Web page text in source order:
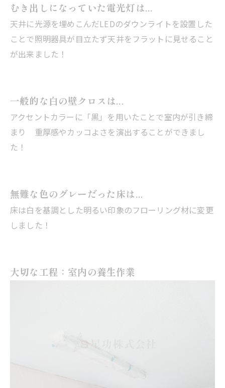
むき出しになっていた電光灯は...
天井に光源を埋めこんだLEDのダウンライトを設置した
ことで照明器具が目立たず天井をフラットに見せること
が出来ました！
一般的な白の壁クロスは...
アクセントカラーに「黒」を用いたことで室内が引き締
まり 重厚感やカッコよさを演出することができまし
た！
無難な色のグレーだった床は...
床は白を基調とした明るい印象のフローリング材に変更
しました！
大切な工程：室内の養生作業